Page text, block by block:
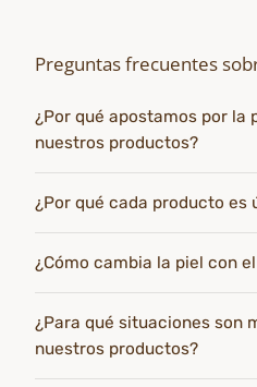
Preguntas frecuentes
¿Por qué apostamos por la
nuestros productos?
¿Por qué cada producto es
¿Cómo cambia la piel con
¿Para qué situaciones son
nuestros productos?